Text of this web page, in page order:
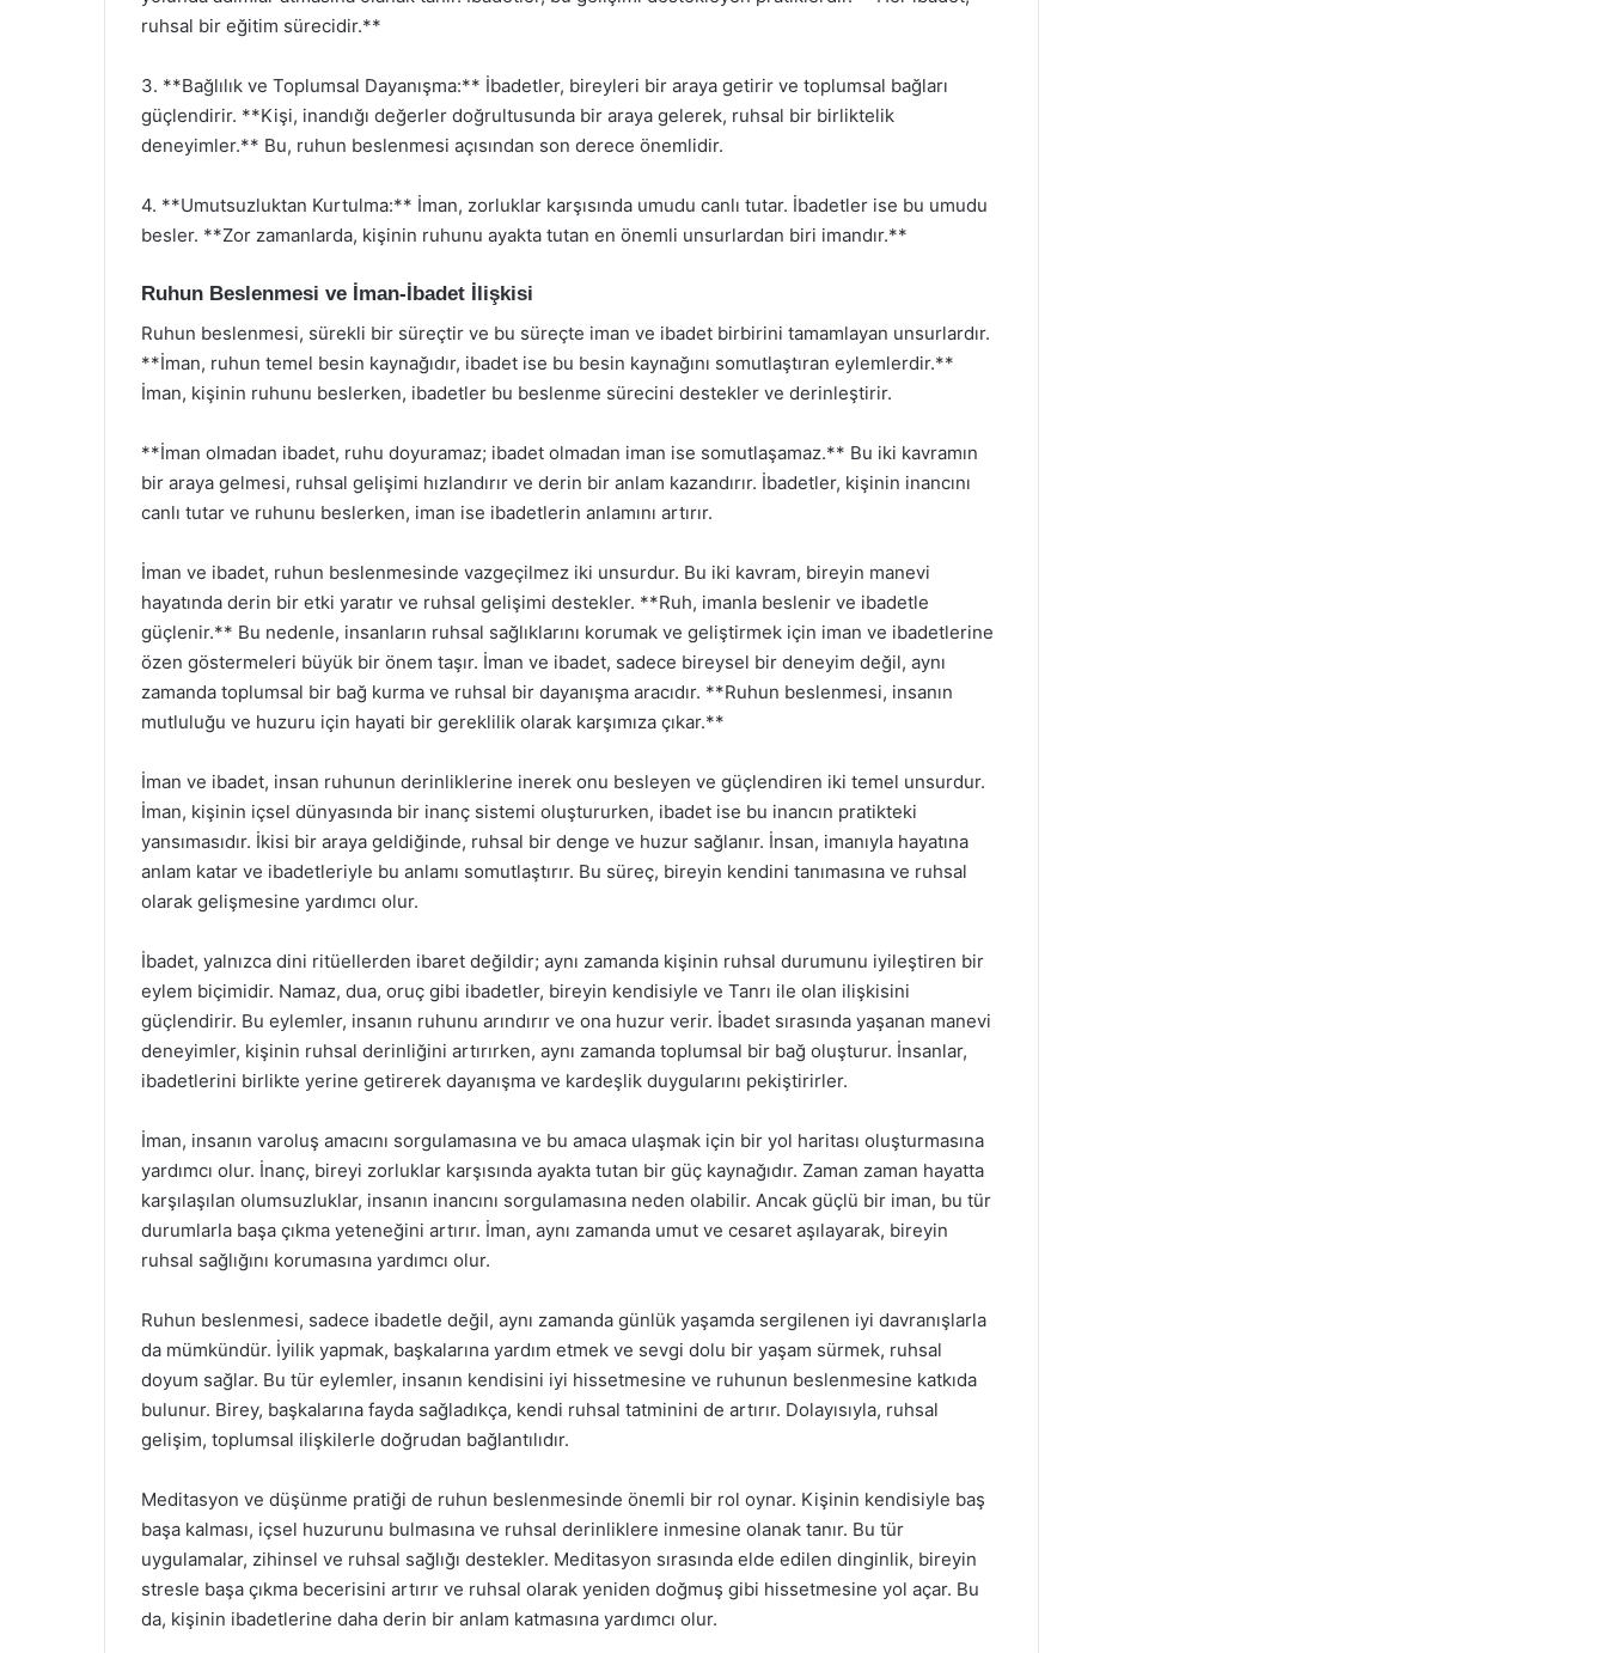
ruhsal bir eğitim sürecidir.**
3. **Bağlılık ve Toplumsal Dayanışma:** İbadetler, bireyleri bir araya getirir ve toplumsal bağları
güçlendirir. **Kişi, inandığı değerler doğrultusunda bir araya gelerek, ruhsal bir birliktelik
deneyimler.** Bu, ruhun beslenmesi açısından son derece önemlidir.
4. **Umutsuzluktan Kurtulma:** İman, zorluklar karşısında umudu canlı tutar. İbadetler ise bu umudu
besler. **Zor zamanlarda, kişinin ruhunu ayakta tutan en önemli unsurlardan biri imandır.**
Ruhun Beslenmesi ve İman-İbadet İlişkisi
Ruhun beslenmesi, sürekli bir süreçtir ve bu süreçte iman ve ibadet birbirini tamamlayan unsurlardır.
**İman, ruhun temel besin kaynağıdır, ibadet ise bu besin kaynağını somutlaştıran eylemlerdir.**
İman, kişinin ruhunu beslerken, ibadetler bu beslenme sürecini destekler ve derinleştirir.
**İman olmadan ibadet, ruhu doyuramaz; ibadet olmadan iman ise somutlaşamaz.** Bu iki kavramın
bir araya gelmesi, ruhsal gelişimi hızlandırır ve derin bir anlam kazandırır. İbadetler, kişinin inancını
canlı tutar ve ruhunu beslerken, iman ise ibadetlerin anlamını artırır.
İman ve ibadet, ruhun beslenmesinde vazgeçilmez iki unsurdur. Bu iki kavram, bireyin manevi
hayatında derin bir etki yaratır ve ruhsal gelişimi destekler. **Ruh, imanla beslenir ve ibadetle
güçlenir.** Bu nedenle, insanların ruhsal sağlıklarını korumak ve geliştirmek için iman ve ibadetlerine
özen göstermeleri büyük bir önem taşır. İman ve ibadet, sadece bireysel bir deneyim değil, aynı
zamanda toplumsal bir bağ kurma ve ruhsal bir dayanışma aracıdır. **Ruhun beslenmesi, insanın
mutluluğu ve huzuru için hayati bir gereklilik olarak karşımıza çıkar.**
İman ve ibadet, insan ruhunun derinliklerine inerek onu besleyen ve güçlendiren iki temel unsurdur.
İman, kişinin içsel dünyasında bir inanç sistemi oluştururken, ibadet ise bu inancın pratikteki
yansımasıdır. İkisi bir araya geldiğinde, ruhsal bir denge ve huzur sağlanır. İnsan, imanıyla hayatına
anlam katar ve ibadetleriyle bu anlamı somutlaştırır. Bu süreç, bireyin kendini tanımasına ve ruhsal
olarak gelişmesine yardımcı olur.
İbadet, yalnızca dini ritüellerden ibaret değildir; aynı zamanda kişinin ruhsal durumunu iyileştiren bir
eylem biçimidir. Namaz, dua, oruç gibi ibadetler, bireyin kendisiyle ve Tanrı ile olan ilişkisini
güçlendirir. Bu eylemler, insanın ruhunu arındırır ve ona huzur verir. İbadet sırasında yaşanan manevi
deneyimler, kişinin ruhsal derinliğini artırırken, aynı zamanda toplumsal bir bağ oluşturur. İnsanlar,
ibadetlerini birlikte yerine getirerek dayanışma ve kardeşlik duygularını pekiştirirler.
İman, insanın varoluş amacını sorgulamasına ve bu amaca ulaşmak için bir yol haritası oluşturmasına
yardımcı olur. İnanç, bireyi zorluklar karşısında ayakta tutan bir güç kaynağıdır. Zaman zaman hayatta
karşılaşılan olumsuzluklar, insanın inancını sorgulamasına neden olabilir. Ancak güçlü bir iman, bu tür
durumlarla başa çıkma yeteneğini artırır. İman, aynı zamanda umut ve cesaret aşılayarak, bireyin
ruhsal sağlığını korumasına yardımcı olur.
Ruhun beslenmesi, sadece ibadetle değil, aynı zamanda günlük yaşamda sergilenen iyi davranışlarla
da mümkündür. İyilik yapmak, başkalarına yardım etmek ve sevgi dolu bir yaşam sürmek, ruhsal
doyum sağlar. Bu tür eylemler, insanın kendisini iyi hissetmesine ve ruhunun beslenmesine katkıda
bulunur. Birey, başkalarına fayda sağladıkça, kendi ruhsal tatminini de artırır. Dolayısıyla, ruhsal
gelişim, toplumsal ilişkilerle doğrudan bağlantılıdır.
Meditasyon ve düşünme pratiği de ruhun beslenmesinde önemli bir rol oynar. Kişinin kendisiyle baş
başa kalması, içsel huzurunu bulmasına ve ruhsal derinliklere inmesine olanak tanır. Bu tür
uygulamalar, zihinsel ve ruhsal sağlığı destekler. Meditasyon sırasında elde edilen dinginlik, bireyin
stresle başa çıkma becerisini artırır ve ruhsal olarak yeniden doğmuş gibi hissetmesine yol açar. Bu
da, kişinin ibadetlerine daha derin bir anlam katmasına yardımcı olur.